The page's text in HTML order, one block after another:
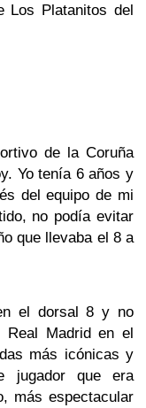
Los Platanitos del
de la Coruña
Yo tenía 6 años y
del equipo de mi
no podía evitar
que llevaba el 8 a
el dorsal 8 y no
Madrid en el
más icónicas y
jugador que era
más espectacular